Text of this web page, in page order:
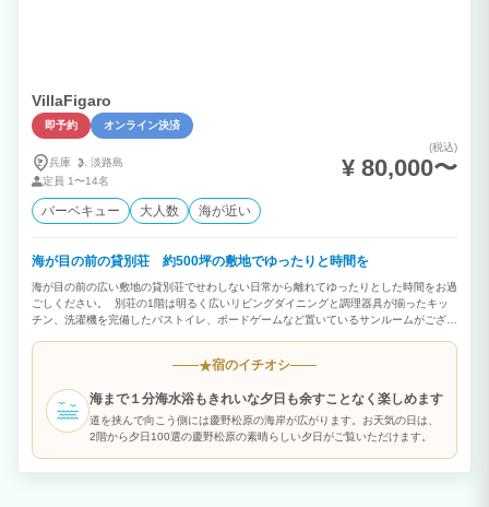
VillaFigaro
即予約 オンライン決済
兵庫
淡路島
定員 1〜14名
(税込)
¥ 80,000〜
バーベキュー 大人数 海が近い
海が目の前の貸別荘 約500坪の敷地でゆったりと時間を
海が目の前の広い敷地の貸別荘でせわしない日常から離れてゆったりとした時間をお過
ごしください。 別荘の1階は明るく広いリビングダイニングと調理器具が揃ったキッ
チン、洗濯機を完備したバストイレ、ボードゲームなど置いているサンルームがござい
でいただけます。また、海水浴後は外に足洗い場があり、裏口からはバスルームにすぐ
ち込み、もしくはこちらで用意もできます。その場合備考欄にご記入ください。
★宿のイチオシ
海まで１分海水浴もきれいな夕日も余すことなく楽しめます
道を挟んで向こう側には慶野松原の海岸が広がります。お天気の日は、
2階から夕日100選の慶野松原の素晴らしい夕日がご覧いただけます。